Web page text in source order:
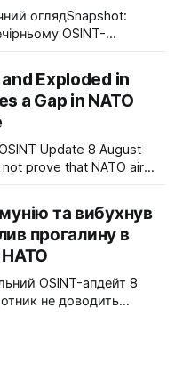
оглядSnapshot:
виділила лише одну
значущих записів
відносно свіжий
британського
Exploded in
a Gap in NATO
Update 8 August
a second, and the
point to a
та вибухнув
прогалину в
НАТО
OSINT-апдейт 8
однієї країни